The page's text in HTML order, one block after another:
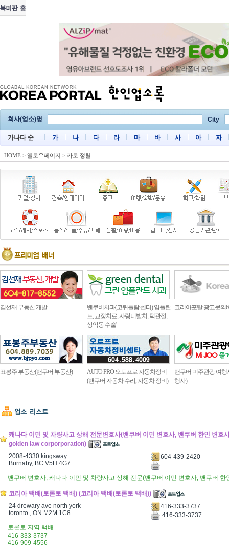
회사(업소)명 City
가나다 순 가 나 다 라 마 바 사 아 자
HOME > 옐로우페이지 > 카로 정렬
김선재 부동산.개발
밴쿠버치과(코퀴틀람 센터) 임플란
트, 교정치료, 사랑니발치, 턱관절,
상악동 수술'
코리아포탈 광고문의
표봉주 부동산(밴쿠버 부동산)
AUTO PRO 오토프로 자동차정비
(밴쿠버 자동차 수리, 자동차 정비)
밴쿠버 미주관광 여행
행사)
캐나다 이민 및 차량사고 상해 전문변호사(밴쿠버 이민 변호사, 밴쿠버 한인 변호
golden law corporporation)
2008-4330 kingsway
Burnaby, BC V5H 4G7
604-439-2420
밴쿠버 변호사, 캐나다 이민 및 차량사고 상해 전문(밴쿠버 이민 변호사, 밴쿠버
코리아 택배(토론토 택배) (코리아 택배(토론토 택배))
24 drewary ave north york
toronto , ON M2M 1C8
416-333-3737
416-333-3737
토론토 지역 택배
416-333-3737
416-909-4556